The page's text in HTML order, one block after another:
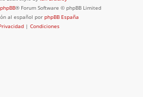
phpBB® Forum Software © phpBB Limited
al español por phpBB España
| Condiciones